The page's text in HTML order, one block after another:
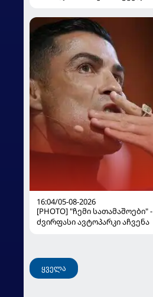
16:04/05-08-2026
[PHOTO] "ჩემი
ძვირფასი ავტოპარკი აჩვენა
ყველა